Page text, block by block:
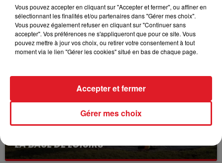
BÉTHUNE: ENQUÊTE POUR HOMICIDE
VOLONTAIRE EN COURS, APRÈS LA...
Selon les premiers éléments, le logement servait
à des prostituées
13 juillet 2026
LA BASE DE LOISIRS
La victime a coulé à pic
Vous pouvez accepter en cliquant sur "Accepter et fermer", ou affiner en
sélectionnant les finalités et/ou partenaires dans "Gérer mes choix".
Vous pouvez également refuser en cliquant sur "Continuer sans
accepter". Vos préférences ne s'appliqueront que pour ce site. Vous
pouvez mettre à jour vos choix, ou retirer votre consentement à tout
moment via le lien "Gérer les cookies" situé en bas de chaque page.
Gérer mes choix
Accepter et fermer